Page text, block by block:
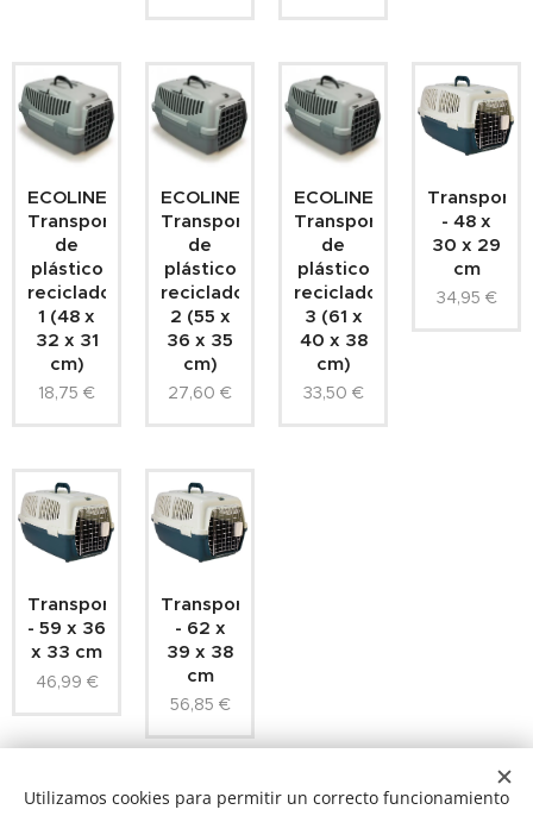
ECOLINE
Transportín
de
plástico
reciclado
1 (48 x
32 x 31
cm)
18,75 €
ECOLINE
Transportín
de
plástico
reciclado
2 (55 x
36 x 35
cm)
27,60 €
ECOLINE
Transportín
de
plástico
reciclado
3 (61 x
40 x 38
cm)
33,50 €
Transportín
- 48 x
30 x 29
cm
34,95 €
Transportín
- 59 x 36
x 33 cm
46,99 €
Transportín
- 62 x
39 x 38
cm
56,85 €
Utilizamos cookies para permitir un correcto funcionamiento